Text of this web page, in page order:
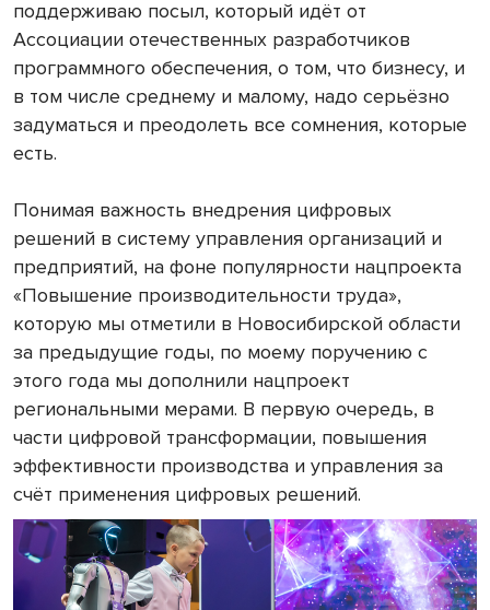
поддерживаю посыл, который идёт от
Ассоциации отечественных разработчиков
программного обеспечения, о том, что бизнесу, и
в том числе среднему и малому, надо серьёзно
задуматься и преодолеть все сомнения, которые
есть.
Понимая важность внедрения цифровых
решений в систему управления организаций и
предприятий, на фоне популярности нацпроекта
«Повышение производительности труда»,
которую мы отметили в Новосибирской области
за предыдущие годы, по моему поручению с
этого года мы дополнили нацпроект
региональными мерами. В первую очередь, в
части цифровой трансформации, повышения
эффективности производства и управления за
счёт применения цифровых решений.